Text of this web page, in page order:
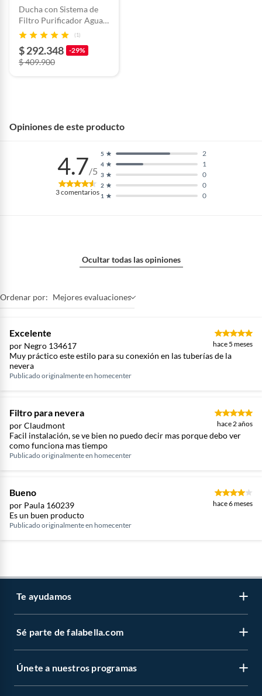
Ducha con Sistema de
Filtro Purificador Agua
Miniwell
(1)
$ 292.348 -29%
$ 409.900
Opiniones de este producto
4.7/5
3comentarios 1 0
2 0
3 0
4 1
5 2
Ocultar todas las opiniones
Ordenar por: Mejores evaluaciones
Excelente
por Negro 134617 hace 5 meses
Muy práctico este estilo para su conexión en las tuberías de la
nevera
Publicado originalmente en homecenter
Filtro para nevera
por Claudmont hace 2 años
Facil instalación, se ve bien no puedo decir mas porque debo ver
como funciona mas tiempo
Publicado originalmente en homecenter
Bueno
por Paula 160239 hace 6 meses
Es un buen producto
Publicado originalmente en homecenter
Te ayudamos
Venta telefónica
Sé parte de falabella.com
Vende en falabella.com
Únete a nuestros programas